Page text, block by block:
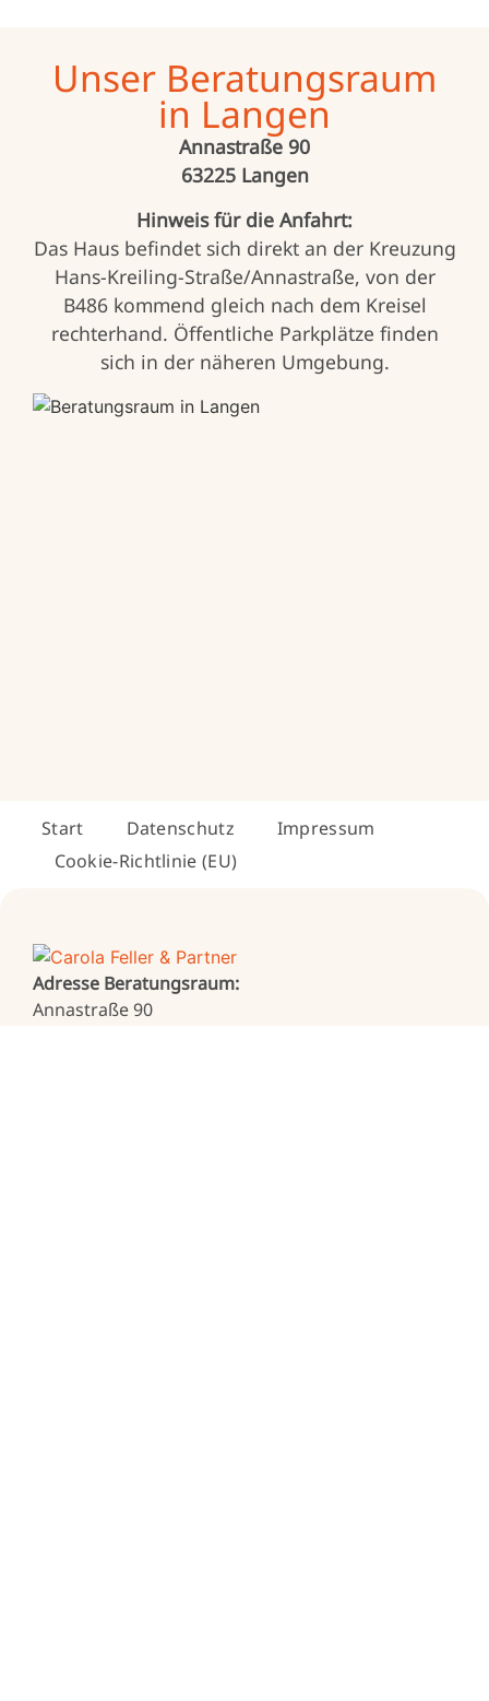
Unser Beratungsraum
in Langen
Annastraße 90
63225 Langen
Hinweis für die Anfahrt:
Das Haus befindet sich direkt an der Kreuzung
Hans-Kreiling-Straße/Annastraße, von der
B486 kommend gleich nach dem Kreisel
rechterhand. Öffentliche Parkplätze finden
sich in der näheren Umgebung.
Start Datenschutz
Impressum
Cookie-Richtlinie (EU)
Adresse Beratungsraum:
Annastraße 90